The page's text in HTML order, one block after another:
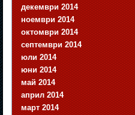
декември 2014
ноември 2014
октомври 2014
септември 2014
юли 2014
юни 2014
май 2014
април 2014
март 2014